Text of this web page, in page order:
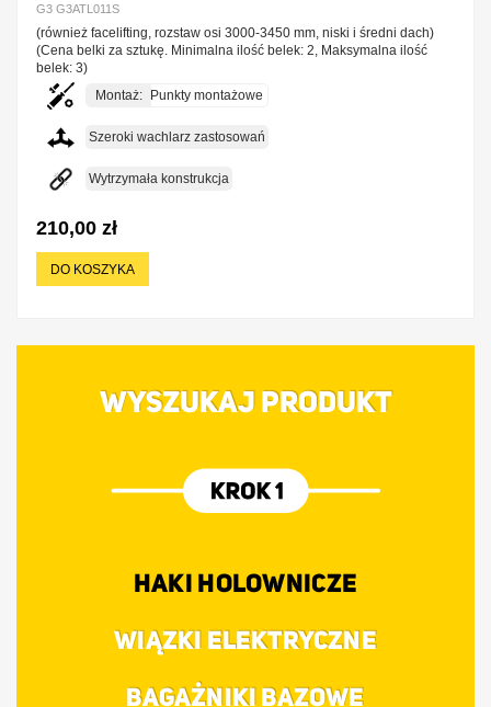
G3 G3ATL011S
(również facelifting, rozstaw osi 3000-3450 mm, niski i średni dach)
(Cena belki za sztukę. Minimalna ilość belek: 2, Maksymalna ilość
belek: 3)
Montaż:
Punkty montażowe
Szeroki wachlarz zastosowań
Wytrzymała konstrukcja
210,00 zł
DO KOSZYKA
WYSZUKAJ PRODUKT
HAKI HOLOWNICZE
WIĄZKI ELEKTRYCZNE
BAGAŻNIKI BAZOWE